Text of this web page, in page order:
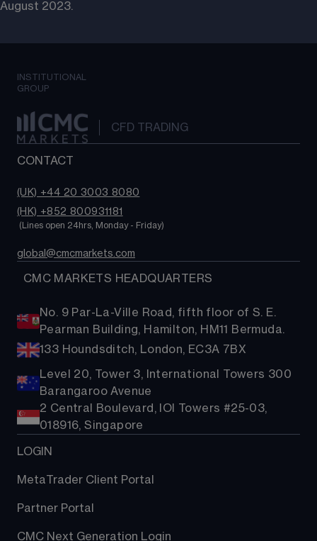
August 2023.
INSTITUTIONAL
GROUP
CFD TRADING
CONTACT
(UK) +44 20 3003 8080
(HK) +852 800931181
(Lines open 24hrs, Monday - Friday)
global@cmcmarkets.com
  CMC MARKETS HEADQUARTERS
No. 9 Par-La-Ville Road, fifth floor of S. E.
Pearman Building, Hamilton, HM11 Bermuda.
133 Houndsditch, London, EC3A 7BX
Level 20, Tower 3, International Towers 300
Barangaroo Avenue
2 Central Boulevard, IOI Towers #25-03,
018916, Singapore
LOGIN
MetaTrader Client Portal
Partner Portal
CMC Next Generation Login